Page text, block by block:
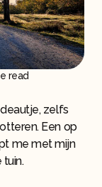
read
zelfs
Een op
me met mijn